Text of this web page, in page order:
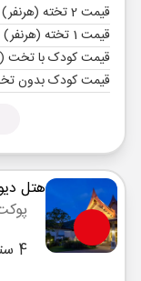
قیمت 2 تخته (هرنفر)
قیمت 1 تخته (هرنفر)
قیمت کودک با تخت
قیمت کودک بدون
هتل
4 ستاره